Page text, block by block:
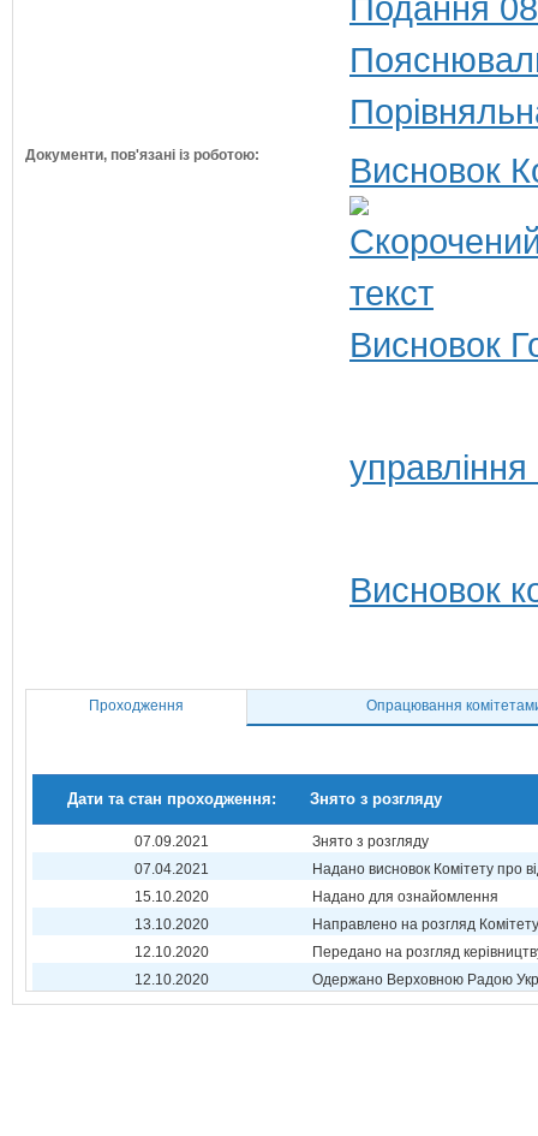
Документи, пов'язані із роботою: Висновок
Висновок
Висновок
Проходження Опрацювання
Дати та стан проходження: Знято з розгляду
07.09.2021
Знято з розгляду
07.04.2021
Надано висновок Комітету про
15.10.2020
Надано для ознайомлення
13.10.2020
Направлено на розгляд Комітету
12.10.2020
Передано на розгляд
12.10.2020
Одержано Верховною Радою